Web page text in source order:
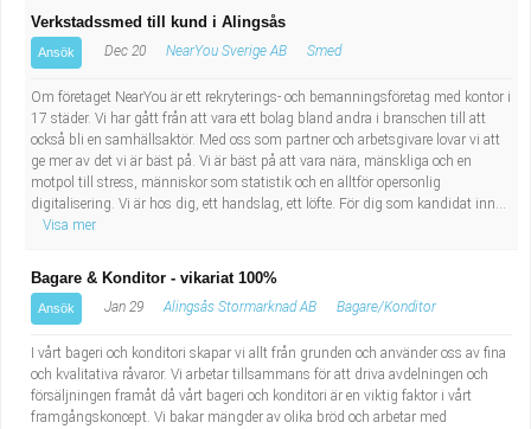
Verkstadssmed till kund i Alingsås
Ansök Dec 20 NearYou Sverige AB Smed
Om företaget NearYou är ett rekryterings- och bemanningsföretag med kontor i
17 städer. Vi har gått från att vara ett bolag bland andra i branschen till att
också bli en samhällsaktör. Med oss som partner och arbetsgivare lovar vi att
ge mer av det vi är bäst på. Vi är bäst på att vara nära, mänskliga och en
motpol till stress, människor som statistik och en alltför opersonlig
digitalisering. Vi är hos dig, ett handslag, ett löfte. För dig som kandidat inn...
Visa mer
Bagare & Konditor - vikariat 100%
Ansök Jan 29 Alingsås Stormarknad AB Bagare/Konditor
I vårt bageri och konditori skapar vi allt från grunden och använder oss av fina
och kvalitativa råvaror. Vi arbetar tillsammans för att driva avdelningen och
försäljningen framåt då vårt bageri och konditori är en viktig faktor i vårt
framgångskoncept. Vi bakar mängder av olika bröd och arbetar med